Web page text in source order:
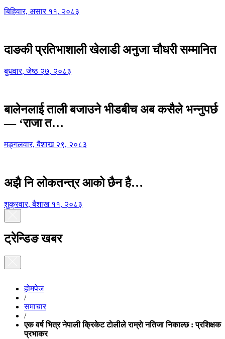
बिहिवार, असार ११, २०८३
दाङकी प्रतिभाशाली खेलाडी अनुजा चौधरी सम्मानित
बुधवार, जेष्ठ २७, २०८३
बालेनलाई ताली बजाउने भीडबीच अब कसैले भन्नुपर्छ
— ‘राजा त…
मङ्गलवार, बैशाख २९, २०८३
अझै नि लोकतन्त्र आको छैन है…
शुक्रवार, बैशाख ११, २०८३
ट्रेन्डिङ खबर
होमपेज
/
समाचार
/
एक वर्ष भित्र नेपाली क्रिकेट टाेलीले राम्राे नतिजा निकाल्छ : प्रशिक्षक
प्रभाकर